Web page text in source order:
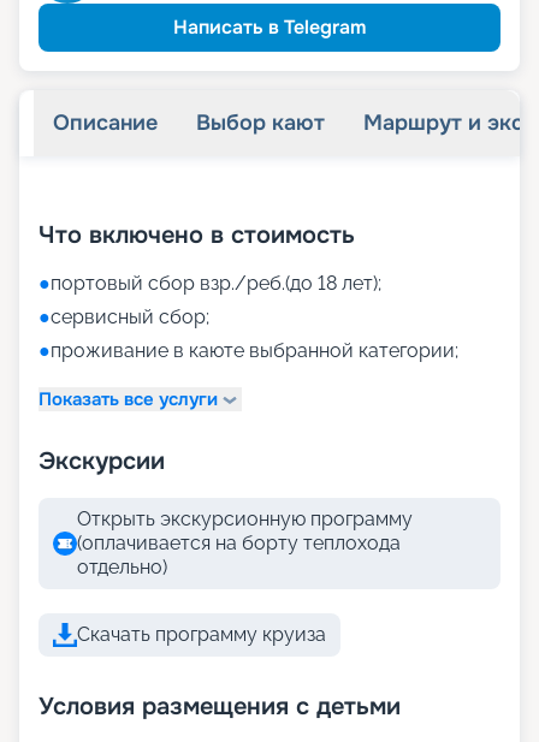
Написать в Telegram
Описание Выбор кают Маршрут и
Что включено в стоимость
●портовый сбор взр./реб.(до 18 лет);
●сервисный сбор;
●проживание в каюте выбранной категории;
Показать все услуги
Экскурсии
Открыть экскурсионную программу
(оплачивается на борту теплохода
отдельно)
Скачать программу круиза
Условия размещения с детьми